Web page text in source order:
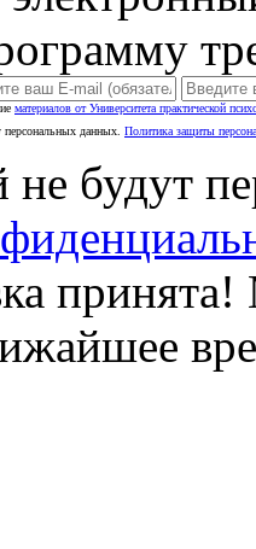
материалов от Университета практической
персональных данных. Политика защиты
не будут